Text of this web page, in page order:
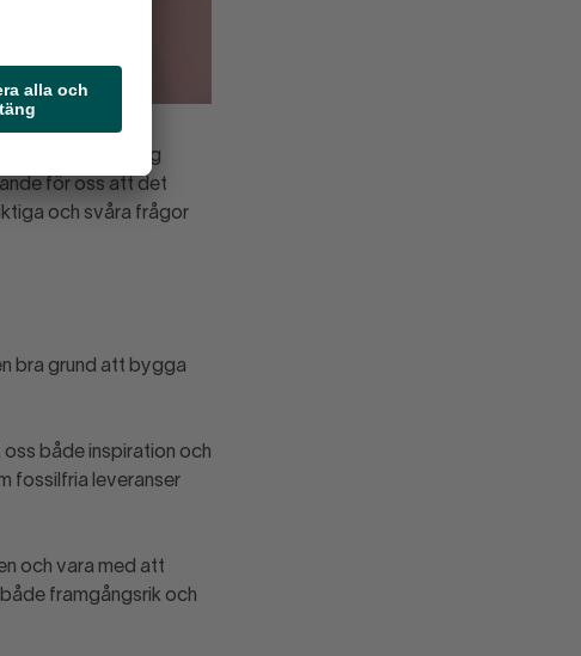
Och då tänker jag
för oss att det
och svåra frågor
bra grund att bygga
både inspiration och
fossilfria leveranser
och vara med att
framgångsrik och